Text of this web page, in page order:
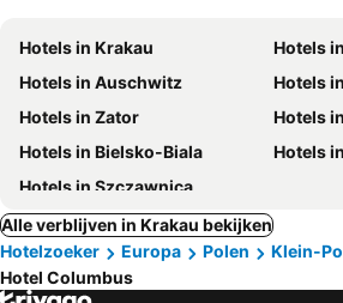
Hotels in Krakau
Hotels
Hotels in Auschwitz
Hotels
Hotels in Zator
Hotels
Hotels in Bielsko-Biala
Hotels
Hotels in Szczawnica
Alle verblijven in Krakau bekijken
Hotelzoeker
Europa Polen Klein-
Hotel Columbus